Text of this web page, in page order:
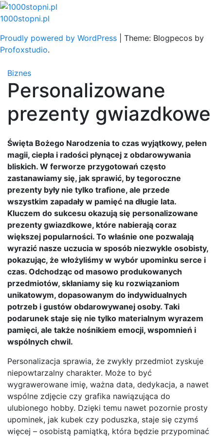
Skip
to
1000stopni.pl
Proudly powered by WordPress
Theme: Blogpecos by
Profoxstudio.
Biznes
Personalizowane
prezenty gwiazdkowe
Święta Bożego Narodzenia to czas wyjątkowy, pełen
magii, ciepła i radości płynącej z obdarowywania
bliskich. W ferworze przygotowań często
zastanawiamy się, jak sprawić, by tegoroczne
prezenty były nie tylko trafione, ale przede
wszystkim zapadały w pamięć na długie lata.
Kluczem do sukcesu okazują się personalizowane
prezenty gwiazdkowe, które nabierają coraz
większej popularności. To właśnie one pozwalają
wyrazić nasze uczucia w sposób niezwykle osobisty,
pokazując, że włożyliśmy w wybór upominku serce i
czas. Odchodząc od masowo produkowanych
przedmiotów, skłaniamy się ku rozwiązaniom
unikatowym, dopasowanym do indywidualnych
potrzeb i gustów obdarowywanej osoby. Taki
podarunek staje się nie tylko materialnym wyrazem
pamięci, ale także nośnikiem emocji, wspomnień i
wspólnych chwil.
Personalizacja sprawia, że zwykły przedmiot zyskuje
niepowtarzalny charakter. Może to być
wygrawerowane imię, ważna data, dedykacja, a nawet
wspólne zdjęcie czy grafika nawiązująca do
ulubionego hobby. Dzięki temu nawet pozornie prosty
upominek, jak kubek czy poduszka, staje się czymś
więcej – osobistą pamiątką, która będzie przypominać